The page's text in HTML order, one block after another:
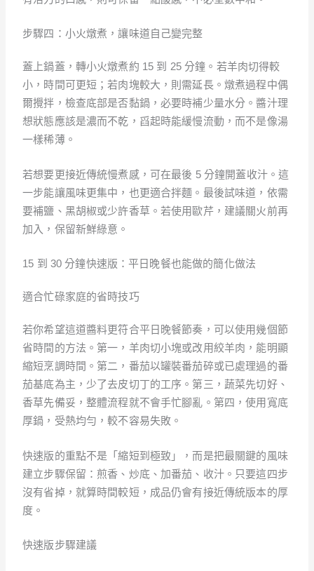
步驟四：小火燉煮，讓味道自己變完整
蓋上鍋蓋，轉小火燉煮約 15 到 25 分鐘。若羊肉切得較
小，時間可更短；若肉塊較大，則需延長。燉煮過程中偶
爾攪拌，檢查底部是否黏鍋，必要時補少量水分。醬汁理
想狀態應該是濃而不乾，舀起時能緩慢流動，而不是像湯
一樣稀薄。
若想要更接近傳統慢煮感，可在最後 5 分鐘開蓋收汁。這
一步能讓風味更集中，也更適合拌麵。最後試味道，依需
要補鹽、黑胡椒或少許香草。若使用歐芹，建議關火前再
加入，保留新鮮綠意。
15 到 30 分鐘快速版：平日晚餐也能做的簡化做法
適合忙碌家庭的省時技巧
若你希望這道醬料更符合平日晚餐節奏，可以使用幾個節
省時間的方法。第一，羊肉切小塊或改用絞羊肉，能明顯
縮短烹調時間。第二，番茄以罐裝番茄碎或已處理過的番
茄基底為主，少了去皮切丁的工序。第三，蔬菜先切好、
香草先備妥，整體流程就不會手忙腳亂。第四，使用寬底
厚鍋，受熱均勻，較不容易失敗。
快速版的重點不是「縮短到極致」，而是把最關鍵的風味
建立步驟保留：煎香、炒底、加番茄、收汁。只要這四步
沒有省掉，就算時間較短，成品仍會有接近傳統版本的厚
度。
快速版步驟建議